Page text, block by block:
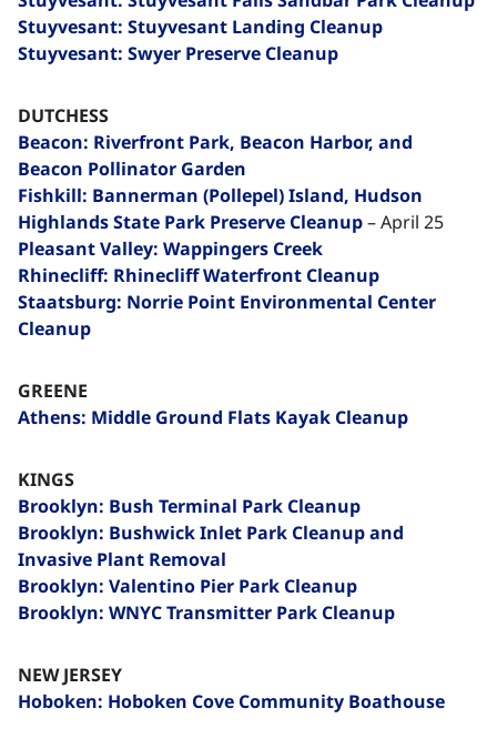
Stuyvesant: Stuyvesant Landing Cleanup
Stuyvesant: Swyer Preserve Cleanup
DUTCHESS
Beacon: Riverfront Park, Beacon Harbor, and
Beacon Pollinator Garden
Fishkill: Bannerman (Pollepel) Island, Hudson
Highlands State Park Preserve Cleanup– April 25
Pleasant Valley: Wappingers Creek​​​​‌ ‍ ​‍​‍‌‍ ‌ ​‍‌‍‍‌‌‍‌ ‌‍‍‌‌‍ ‍​‍​‍​ ‍‍​‍​‍‌ ​ ‌‍​‌‌‍ ‍‌‍‍‌‌ ‌​‌ ‍‌​‍ ‍‌‍‍‌‌‍ ​‍​‍​‍ ​​‍​‍‌‍‍​‌ ​‍‌‍‌‌‌‍‌‍​‍​‍​ ‍‍​‍​‍‌‍‍​‌ ‌​‌ ‌​‌ ​​‌ ​ ​ ‍‍​‍ ​‍ ‌‍​ ‌‍ ‌‌ ​ ​‍ ‍‌‍ ‌‌‍​‌‌‍‍‌‌‍ ‍​‍ ‍​ ​‍​ ​​​ ​‍​ ‌​‌ ​‍‌‍‌‌‌‍‌​‌‍‌‌‌ ​ ‌‍‍‌‌‍‌ ‌‍ ‍​‍ ‍‌ ​‍‌‍‍‌‌ ‌‍‌‍‌‌‌ ​‍‌‍‍ ‌‍‌‌‌‍‌‌‌ ​​‌‍‌‌‌ ​‍​‍ ‍‌‍ ‌ ​‍‌‍‌ ​‍ ‌‍‍‌‌‍ ‍‌ ‌​‌‍‌‌‌‍ ‍‌ ‌​​‍ ‌‍‌‌‌‍‌​‌‍‍‌‌ ‌​​‍ ‌‍ ‌‌‍ ‌‍‌​‌‍‌‌​ ‌‌ ​​‌ ​‍‌‍‌‌‌ ​ ‌‍‌‌‌‍ ‍‌ ‌​‌‍​‌‌ ‌​‌‍‍‌‌‍ ‌‍ ‍​ ‍ ‌‍‍‌‌‍‌​​ ‌‌‍‌‍​ ‌ ​ ​‍​ ‌‍​ ​​​ ‍‌‌‍‌​​ ​‌​‍ ‌​ ‌​​ ‌‌​ ‌​​ ‍‌​‍ ‌​ ‌​​ ‍​​ ‌ ​ ​​​‍ ‌‌‍​‌​ ‌​‌‍‌‍​ ‍‌​‍ ‌​ ​ ​ ‌‌​ ​ ‌‍‌​​ ‌‌‌‍‌‌‌‍​‍​ ​‌​ ‌‌‌‍​ ‌‍‌​​ ‌‍​ ‍ ‌ ‌​‌ ‍‌‌ ​​‌‍‌‌​ ‌‌‍‌‌‌ ‌‍‌‍‌‌‌‍ ‍‌ ‌​​ ‍ ‌ ​​‌‍​‌‌ ‌​‌‍‍​​ ‌‌‍​ ‌‍ ‌‍ ‍‌ ‌​‌‍‌‌‌‍ ‍‌ ‌​​‍‌‌​ ‌‌‌​​‍‌‌ ‌‍‍ ‌‍‌‌‌ ‍‌​‍‌‌​ ​ ‌​‌​​‍‌‌​ ​ ‌​‌​​‍‌‌​ ​‍​ ​‍​ ‌‌​ ‍​​ ‌ ​ ‌ ‌‍‌​​ ‍​​ ‌‌​ ‌ ‌‍​‌‌‍‌‍​ ‌‍​ ‌​​‍‌‌​ ​‍​ ​‍​‍‌‌​ ‌‌‌​‌​​‍ ‍‌‍​ ‌‍‍​‌‍‍‌‌‍ ​‌‍‌​‌ ​‍‌‍‌‌‌‍ ‍​‍‌‌​ ‌‌‌​​‍‌‌ ‌‍‍ ‌‍‌‌‌ ‍‌​‍‌‌​ ​ ‌​‌​​‍‌‌​ ​ ‌​‌​​‍‌‌​ ​‍​ ​‍‌‍‌‍‌‍​ ​ ​ ‌‍​‍​ ​​​ ​ ‌‍‌‍​ ‌ ‌‍‌‌​ ‌​​ ​ ​ ‌​​‍‌‌​ ​‍​ ​‍​‍‌‌​ ‌‌‌​‌​​‍ ‍‌ ‌​‌‍‌‌‌ ‍​‌ ‌​​ ‌‍​‍‌‍​‌‌ ​ ‌‍‌‌‌‌‌‌‌ ​‍‌‍ ​​ ‌‌‍‍​‌ ‌​‌ ‌​‌ ​​‌ ​ ​‍‌‌​ ​ ‌​​‌​‍‌‌​ ​‍‌​‌‍​‍‌‌​ ​‍‌​‌‍‌‍​ ‌‍ ‌‌ ​ ​‍ ‍‌‍ ‌‌‍​‌‌‍‍‌‌‍ ‍​‍ ‍​ ​‍​ ​​​ ​‍​ ‌​‌ ​‍‌‍‌‌‌‍‌​‌‍‌‌‌ ​ ‌‍‍‌‌‍‌ ‌‍ ‍​‍ ‍‌ ​‍‌‍‍‌‌ ‌‍‌‍‌‌‌ ​‍‌‍‍ ‌‍‌‌‌‍‌‌‌ ​​‌‍‌‌‌ ​‍​‍ ‍‌‍ ‌ ​‍‌‍‌ ​‍‌‍‌‍‍‌‌‍‌​​ ‌‌‍‌‍​ ‌ ​ ​‍​ ‌‍​ ​​​ ‍‌‌‍‌​​ ​‌​‍ ‌​ ‌​​ ‌‌​ ‌​​ ‍‌​‍ ‌​ ‌​​ ‍​​ ‌ ​ ​​​‍ ‌‌‍​‌​ ‌​‌‍‌‍​ ‍‌​‍ ‌​ ​ ​ ‌‌​ ​ ‌‍‌​​ ‌‌‌‍‌‌‌‍​‍​ ​‌​ ‌‌‌‍​ ‌‍‌​​ ‌‍​‍‌‍‌ ‌​‌ ‍‌‌ ​​‌‍‌‌​ ‌‌‍‌‌‌ ‌‍‌‍‌‌‌‍ ‍‌ ‌​​‍‌‍‌ ​​‌‍​‌‌ ‌​‌‍‍​​ ‌‌‍​ ‌‍ ‌‍ ‍‌ ‌​‌‍‌‌‌‍ ‍‌ ‌​​‍‌‌​ ‌‌‌​​‍‌‌ ‌‍‍ ‌‍‌‌‌ ‍‌​‍‌‌​ ​ ‌​‌​​‍‌‌​ ​ ‌​‌​​‍‌‌​ ​‍​ ​‍​ ‌‌​ ‍​​ ‌ ​ ‌ ‌‍‌​​ ‍​​ ‌‌​ ‌ ‌‍​‌‌‍‌‍​ ‌‍​ ‌​​‍‌‌​ ​‍​ ​‍​‍‌‌​ ‌‌‌​‌​​‍ ‍‌‍​ ‌‍‍​‌‍‍‌‌‍ ​‌‍‌​‌ ​‍‌‍‌‌‌‍ ‍​‍‌‌​ ‌‌‌​​‍‌‌ ‌‍‍ ‌‍‌‌‌ ‍‌​‍‌‌​ ​ ‌​‌​​‍‌‌​ ​ ‌​‌​​‍‌‌​ ​‍​ ​‍‌‍‌‍‌‍​ ​ ​ ‌‍​‍​ ​​​ ​ ‌‍‌‍​ ‌ ‌‍‌‌​ ‌​​ ​ ​ ‌​​‍‌‌​ ​‍​ ​‍​‍‌‌​ ‌‌‌​‌​​‍ ‍‌ ‌​‌‍‌‌‌ ‍​‌ ‌​​‍‌‍‌ ​​‌‍‌‌‌ ​‍‌ ​ ‌ ​​‌‍‌‌‌‍​ ‌ ‌​‌‍‍‌‌ ‌‍‌‍‌‌​ ‌‌ ​​‌ ‌‌‌‍​‍‌‍ ​‌‍‍‌‌ ​ ‌‍‍​‌‍‌‌‌‍‌​​‍​‍‌ ‌
Rhinecliff: Rhinecliff Waterfront Cleanup
Staatsburg: Norrie Point Environmental Center
Cleanup
GREENE
Athens: Middle Ground Flats Kayak Cleanup
KINGS
Brooklyn: Bush Terminal Park Cleanup
Brooklyn: Bushwick Inlet Park Cleanup and
Invasive Plant Removal
Brooklyn: Valentino Pier Park Cleanup
Brooklyn: WNYC Transmitter Park Cleanup
NEW JERSEY
Hoboken: Hoboken Cove Community Boathouse